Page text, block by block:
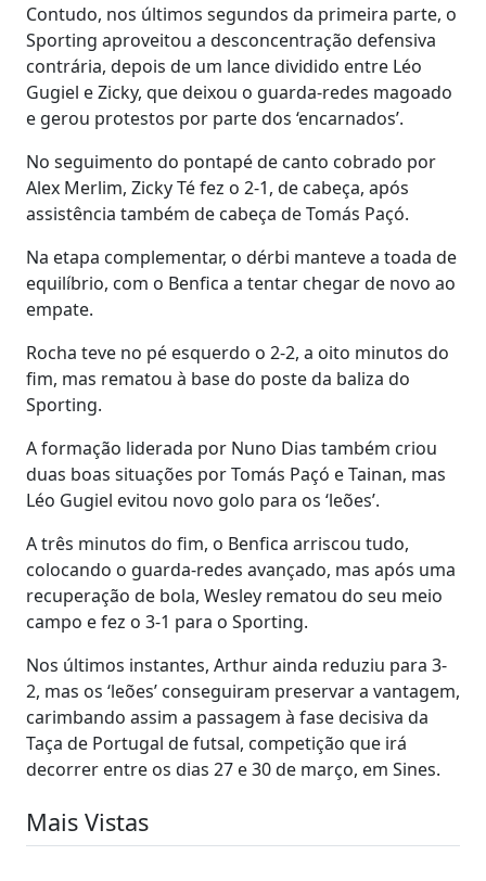
Contudo, nos últimos segundos da primeira parte, o
Sporting aproveitou a desconcentração defensiva
contrária, depois de um lance dividido entre Léo
Gugiel e Zicky, que deixou o guarda-redes magoado
e gerou protestos por parte dos ‘encarnados’.
No seguimento do pontapé de canto cobrado por
Alex Merlim, Zicky Té fez o 2-1, de cabeça, após
assistência também de cabeça de Tomás Paçó.
Na etapa complementar, o dérbi manteve a toada de
equilíbrio, com o Benfica a tentar chegar de novo ao
empate.
Rocha teve no pé esquerdo o 2-2, a oito minutos do
fim, mas rematou à base do poste da baliza do
Sporting.
A formação liderada por Nuno Dias também criou
duas boas situações por Tomás Paçó e Tainan, mas
Léo Gugiel evitou novo golo para os ‘leões’.
A três minutos do fim, o Benfica arriscou tudo,
colocando o guarda-redes avançado, mas após uma
recuperação de bola, Wesley rematou do seu meio
campo e fez o 3-1 para o Sporting.
Nos últimos instantes, Arthur ainda reduziu para 3-
2, mas os ‘leões’ conseguiram preservar a vantagem,
carimbando assim a passagem à fase decisiva da
Taça de Portugal de futsal, competição que irá
decorrer entre os dias 27 e 30 de março, em Sines.
Mais Vistas